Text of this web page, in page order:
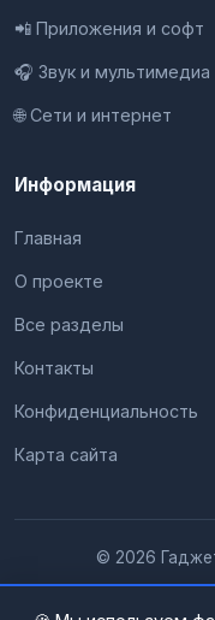
📲 Приложения и софт
🎧 Звук и мультимедиа
🌐 Сети и интернет
Информация
Главная
О проекте
Все разделы
Контакты
Конфиденциальность
Карта сайта
© 2026